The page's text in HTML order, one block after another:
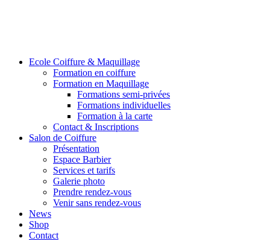
Ecole Coiffure & Maquillage
Formation en coiffure
Formation en Maquillage
Formations semi-privées
Formations individuelles
Formation à la carte
Contact & Inscriptions
Salon de Coiffure
Présentation
Espace Barbier
Services et tarifs
Galerie photo
Prendre rendez-vous
Venir sans rendez-vous
News
Shop
Contact